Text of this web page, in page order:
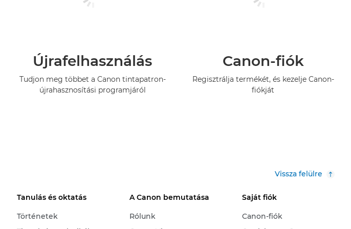
Újrafelhasználás
Tudjon meg többet a Canon tintapatron-
újrahasznosítási programjáról
Canon-fiók
Regisztrálja termékét, és kezelje Canon-
fiókját
Vissza felülre
Tanulás és oktatás
Történetek
A Canon bemutatása
Rólunk
Saját fiók
Canon-fiók